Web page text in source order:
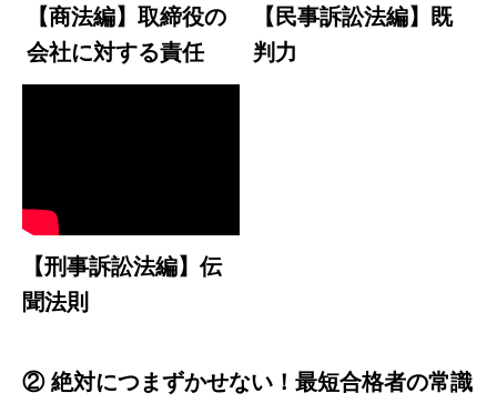
【商法編】取締役の
会社に対する責任
【民事訴訟法編】既
判力
【刑事訴訟法編】伝
聞法則
② 絶対につまずかせない！最短合格者の常識